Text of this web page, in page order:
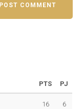
PTS PJ
16 6